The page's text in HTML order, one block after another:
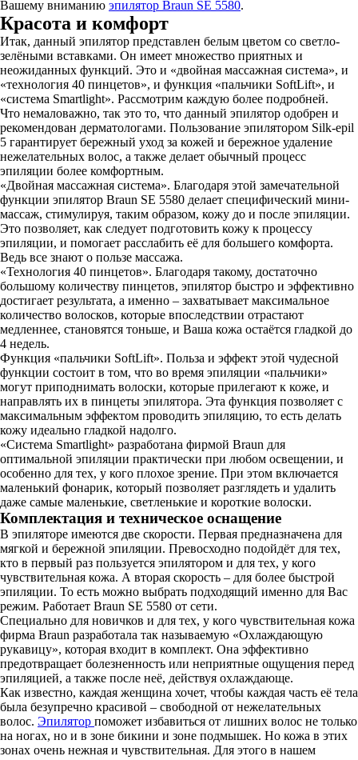
Вашему вниманию эпилятор Braun SE 5580.
Красота и комфорт
Итак, данный эпилятор представлен белым цветом со светло-
зелёными вставками. Он имеет множество приятных и
неожиданных функций. Это и «двойная массажная система», и
«технология 40 пинцетов», и функция «пальчики SoftLift», и
«система Smartlight». Рассмотрим каждую более подробней.
Что немаловажно, так это то, что данный эпилятор одобрен и
рекомендован дерматологами. Пользование эпилятором Silk-epil
5 гарантирует бережный уход за кожей и бережное удаление
нежелательных волос, а также делает обычный процесс
эпиляции более комфортным.
«Двoйная массажнaя система». Благодаря этой замечательной
функции эпилятор Braun SE 5580 делает специфический мини-
массаж, стимулируя, таким образом, кожу до и после эпиляции.
Это позволяет, как следует подготовить кожу к процессу
эпиляции, и помогает расслабить её для большего комфорта.
Ведь все знают о пользе массажа.
«Технология 40 пинцетов». Благодаря такому, достаточно
большому количеству пинцетов, эпилятор быстро и эффективно
достигает результата, а именно – захватывает максимальное
количество волосков, которые впоследствии отрастают
медленнее, становятся тоньше, и Ваша кожа остаётся гладкой до
4 недель.
Функция «пальчики SoftLift». Польза и эффект этой чудесной
функции состоит в том, что во время эпиляции «пальчики»
могут приподнимать волоски, которые прилегают к коже, и
направлять их в пинцеты эпилятора. Эта функция позволяет с
максимальным эффектом проводить эпиляцию, то есть делать
кожу идеально гладкой надолго.
«Система Smartlight» разработана фирмой Braun для
оптимальной эпиляции практически при любом освещении, и
особенно для тех, у кого плохое зрение. При этом включается
маленький фонарик, который позволяет разглядеть и удалить
даже самые маленькие, светленькие и короткие волоски.
Комплектация и техническое оснащение
В эпиляторе имеются две скорости. Первая предназначена для
мягкой и бережной эпиляции. Превосходно подойдёт для тех,
кто в первый раз пользуется эпилятором и для тех, у кого
чувствительная кожа. А вторая скорость – для более быстрой
эпиляции. То есть можно выбрать подходящий именно для Вас
режим. Работает Braun SE 5580 от сети.
Специально для новичков и для тех, у кого чувствительная кожа
фирма Braun разработала так называемую «Охлаждающую
рукавицу», которая входит в комплект. Она эффективно
предотвращает болезненность или неприятные ощущения перед
эпиляцией, а также после неё, действуя охлаждающе.
Как известно, каждая женщина хочет, чтобы каждая часть её тела
была безупречно красивой – свободной от нежелательных
волос. Эпилятор поможет избавиться от лишних волос не только
на ногах, но и в зоне бикини и зоне подмышек. Но кожа в этих
зонах очень нежная и чувствительная. Для этого в нашем